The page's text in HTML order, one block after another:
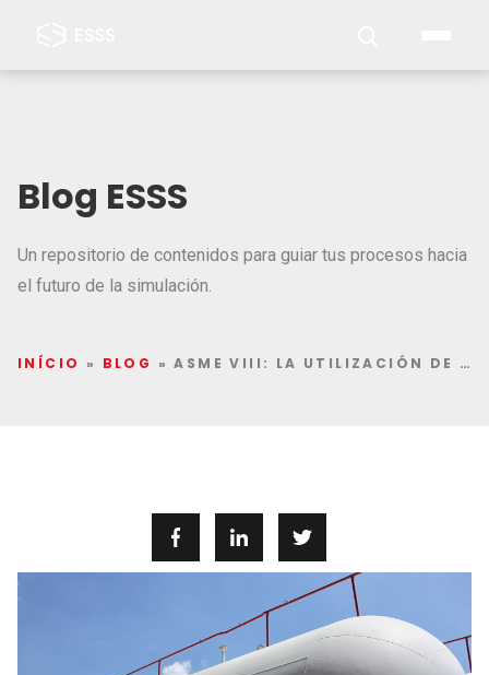
Blog ESSS
Un repositorio de contenidos para guiar tus procesos hacia
el futuro de la simulación.
INÍCIO » BLOG »ASME VIII: LA UTILIZACIÓN DE MÉTODOS COMPUTACIONALES EN LA VERIFICACIÓN DE NORMAS TÉCNICAS